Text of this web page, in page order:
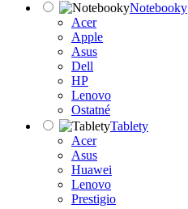
Notebooky
Acer
Apple
Asus
Dell
HP
Lenovo
Ostatné
Tablety
Acer
Asus
Huawei
Lenovo
Prestigio